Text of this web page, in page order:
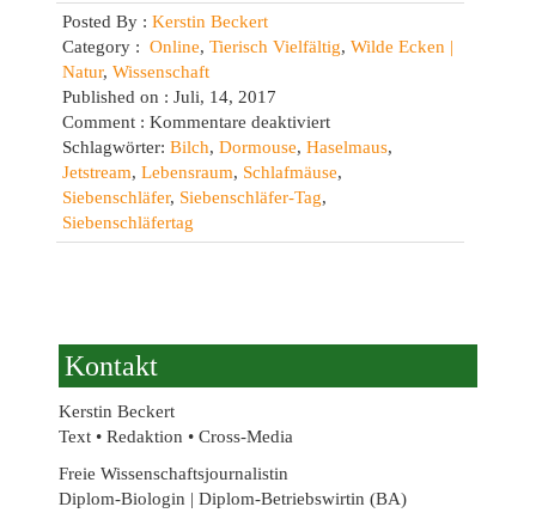
Posted By : Kerstin Beckert
Category : Online, Tierisch Vielfältig, Wilde Ecken |
Natur, Wissenschaft
Published on : Juli, 14, 2017
Comment : Kommentare deaktiviertfür
Tierporträt
–
(Teil
Schlagwörter: Bilch, Dormouse, Haselmaus,
Jetstream, Lebensraum, Schlafmäuse,
Siebenschläfer, Siebenschläfer-Tag,
Siebenschläfertag
Kontakt
Kerstin Beckert
Text • Redaktion • Cross-Media
Freie Wissenschaftsjournalistin
Diplom-Biologin | Diplom-Betriebswirtin (BA)